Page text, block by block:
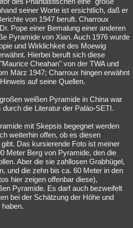
seiner Worte ist ersichtlich, daß er
von 1947 beruft. Charroux
Pope einer Bemalung einer anderen
Pyramide von Xian. Auch 1976 wurde
und Wirklichkeit des Moewig
Hierbei beruft sich diese
Cheahan" von der TWA und
März 1947; Charroux hingen erwähnt
auf seine Quellen.
weißen Pyramide in China war
die Literatur der Paläo-SETI.
mit Skepsis begegnet werden
weiterhin offen, ob es diesen
Das kursierende Foto ist meiner
Meter Berg von Pyramide, den die
Aber die sie zahllosen Grabhügel,
und die zehn bis ca. 60 Meter in den
hier zeigen offenbar diese),
Pyramide. Es darf auch bezweifelt
bei der Schätzung der Höhe und